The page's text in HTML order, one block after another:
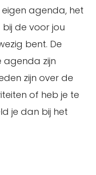
agenda, het
de voor jou
bent. De
agenda zijn
zijn over de
of heb je te
je dan bij het